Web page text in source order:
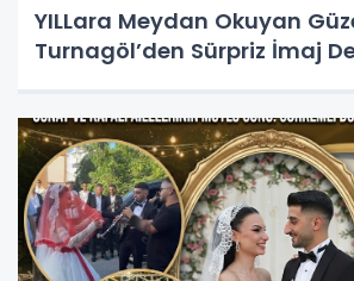
YILLara Meydan Okuyan
Turnagöl’den Sürpriz İmaj